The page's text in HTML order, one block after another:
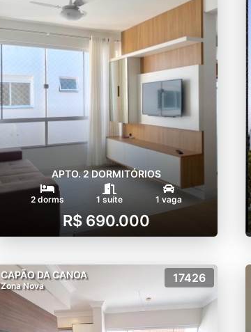
APTO. 2 DORMITÓRIOS
2 dorms 1 suíte 1 vaga
R$ 690.000
CAPÃO DA CANOA
Zona Nova
17426